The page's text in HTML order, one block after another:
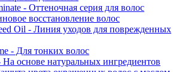
- Оттеночная серия для волос
восстановление волос
Oil - Линия уходов для поврежденных
- Для тонких волос
основе натуральных ингредиентов